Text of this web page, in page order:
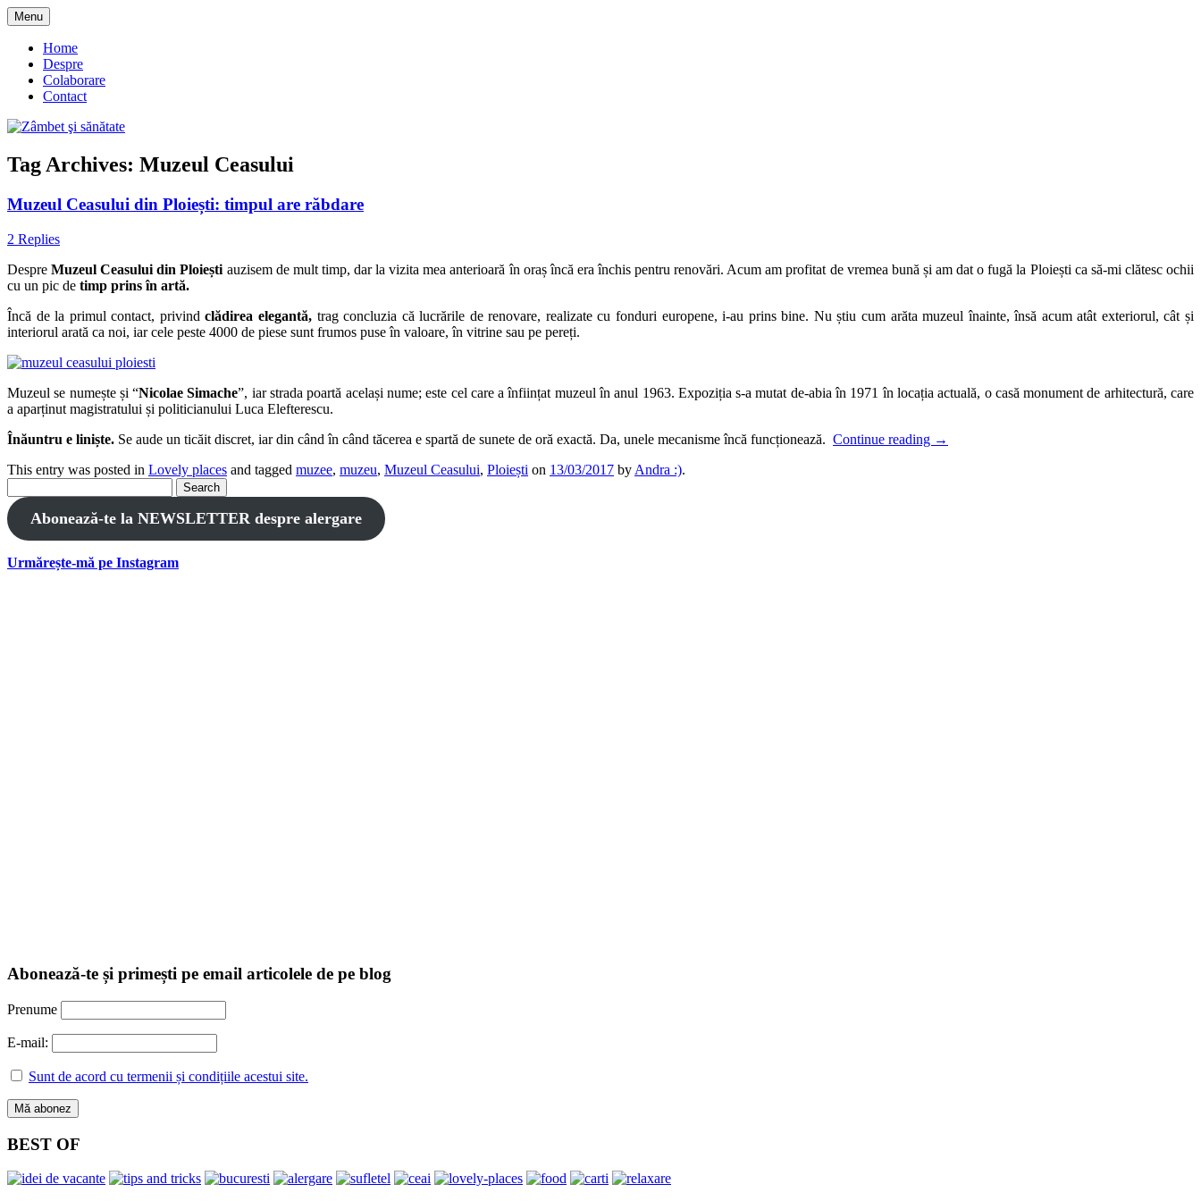
Skip
to
content
Zâmbet şi sănătate
Menu
Home
Despre
Colaborare
Contact
Tag Archives: Muzeul Ceasului
Muzeul Ceasului din Ploiești: timpul are răbdare
2 Replies
DespreMuzeul Ceasului din Ploiești auzisem de mult timp, dar la vizita mea anterioară în oraș încă era închis pentru renovări. Acum am profitat de vremea bună și am dat o fugă la Ploiești ca să-mi clătesc ochii
cu un pic de timp prins în artă.
Încă de la primul contact, privindclădirea elegantă,trag concluzia că lucrările de renovare, realizate cu fonduri europene, i-au prins bine. Nu știu cum arăta muzeul înainte, însă acum atât exteriorul, cât și
interiorul arată ca noi, iar cele peste 4000 de piese sunt frumos puse în valoare, în vitrine sau pe pereți.
Muzeul se numește și “Nicolae Simache”, iar strada poartă același nume; este cel care a înființat muzeul în anul 1963. Expoziția s-a mutat de-abia în 1971 în locația actuală, o casă monument de arhitectură, care
a aparținut magistratului și politicianului Luca Elefterescu.
Înăuntru e liniște. Se aude un ticăit discret, iar din când în când tăcerea e spartă de sunete de oră exactă. Da, unele mecanisme încă funcționează. Continue reading →
This entry was posted in Lovely places and tagged muzee, muzeu, Muzeul Ceasului, Ploiești on 13/03/2017 by Andra :).
for:
Abonează-te la NEWSLETTER despre alergare
Urmărește-mă pe Instagram
Abonează-te și primești pe email articolele de pe blog
Prenume
E-mail:
Sunt de acord cu termenii și condițiile acestui site.
BEST OF